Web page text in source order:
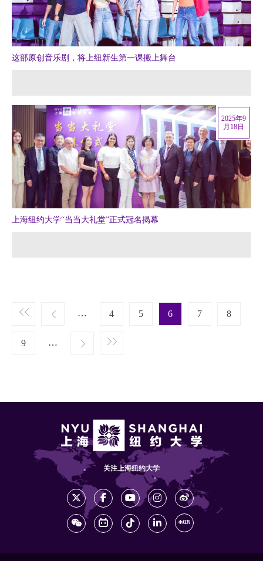
这部原创音乐剧，将上纽新生第一课搬上舞台
上海纽约大学“当当大礼堂”正式冠名揭幕
2025年9
月18日
…
4 5 6 7 8
9 …
›› »
关注上海纽约大学